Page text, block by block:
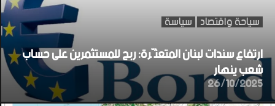
سياحة واقتصاد سياسة
ارتفاع سندات لبنان المتعثّرة: ربح للمستثمرين على حساب
شعب ينهار
26/10/2025